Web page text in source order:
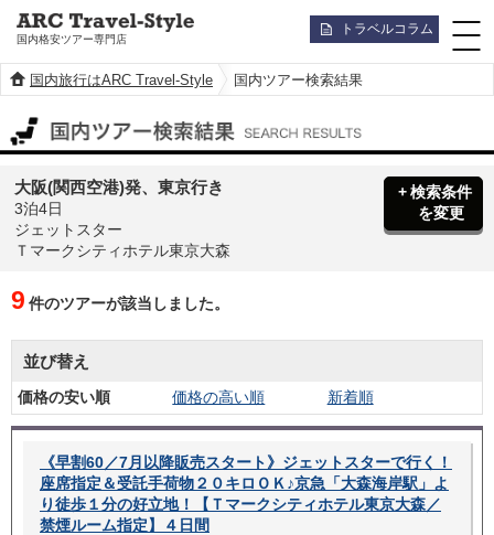
国内格安ツアー専門店
トラベルコラム
国内旅行はARC Travel-Style 国内ツアー検索結果
大阪(関西空港)発、東京行き
3泊4日
ジェットスター
Ｔマークシティホテル東京大森
検索条件
を変更
9 件のツアーが該当しました。
並び替え
価格の安い順 価格の高い順 新着順
《早割60／7月以降販売スタート》ジェットスターで行く！
座席指定＆受託手荷物２０キロＯＫ♪京急「大森海岸駅」よ
り徒歩１分の好立地！【Ｔマークシティホテル東京大森／
禁煙ルーム指定】４日間